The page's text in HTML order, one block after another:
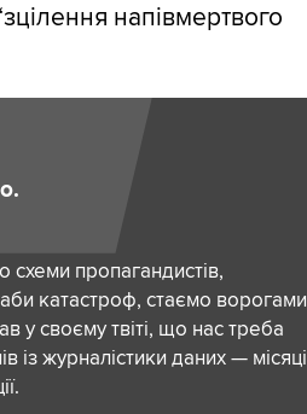
напівмертвого
схеми пропагандистів,
катастроф, стаємо ворогами
у своєму твіті, що нас треба
із журналістики даних — місяці